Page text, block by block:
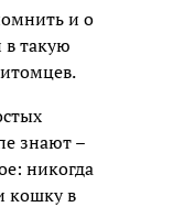
и о
в такую
знают –
никогда
кошку в